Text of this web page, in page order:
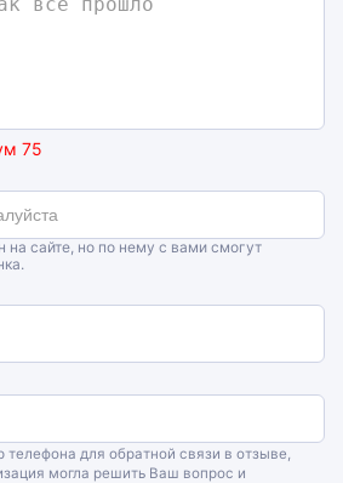
75
на сайте, но по нему с вами смогут
для обратной связи в отзыве,
могла решить Ваш вопрос и